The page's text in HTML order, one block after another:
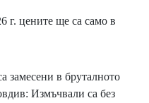
г. цените ще са само в
замесени в бруталното
Измъчвали са без